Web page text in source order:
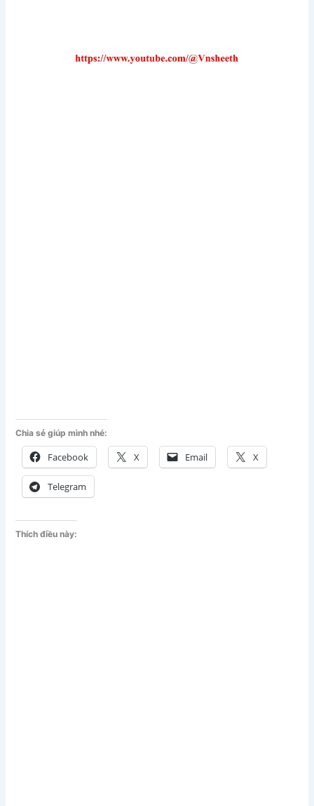
Chia sẻ giúp mình nhé:
Facebook X Email X
Telegram
Thích điều này: